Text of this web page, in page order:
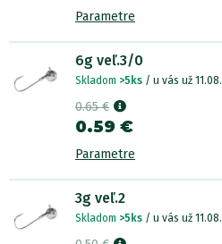
Parametre
6g veľ.3/0
Skladom >5ks / u vás už 11.08.
0.65 €
0.59 €
Parametre
3g veľ.2
Skladom >5ks / u vás už 11.08.